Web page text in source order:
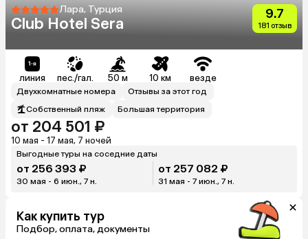
Лара, Турция
Club Hotel Sera
9.7
181 отзыв
линия пес./гал. 50 м 10 км везде
Двухкомнатные номера
Отзывы за этот год
Собственный пляж
Большая территория
от 204 501 ₽
10 мая - 17 мая, 7 ночей
Выгодные туры на соседние даты
от 256 393 ₽
30 мая - 6 июн., 7 н.
от 257 082 ₽
31 мая - 7 июн., 7 н.
Как купить тур
Подбор, оплата, документы